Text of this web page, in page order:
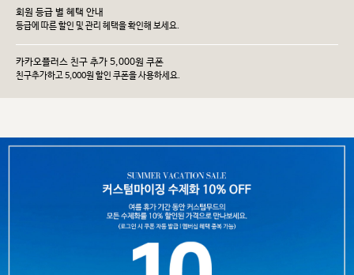
회원 등급 별 혜택 안내
등급에 따른 할인 및 관리 헤택을 확인해 보세요.
카카오플러스 친구 추가 5,000원 쿠폰
친구추가하고 5,000원 할인 쿠폰을 사용하세요.